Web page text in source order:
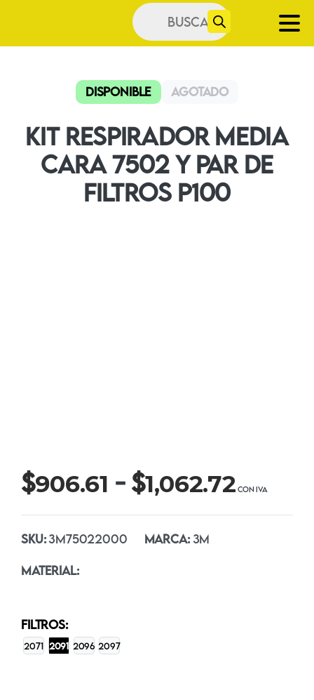
Búsqueda
de
productos
Disponible Agotado
Kit Respirador Media
Cara 7502 Y Par De
Filtros P100
$906.61 - $1,062.72
de
SKU: 3M75022000 MARCA: 3M
MATERIAL:
FILTROS:
2071 2091 2096 2097